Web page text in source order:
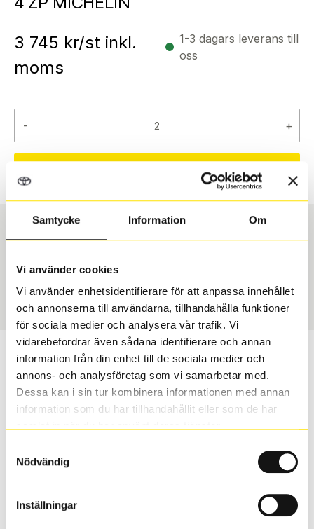
Samtycke Information Om
Vi använder cookies
Vi använder enhetsidentifierare för att anpassa innehållet
och annonserna till användarna, tillhandahålla funktioner
för sociala medier och analysera vår trafik. Vi
vidarebefordrar även sådana identifierare och annan
information från din enhet till de sociala medier och
annons- och analysföretag som vi samarbetar med.
Dessa kan i sin tur kombinera informationen med annan
information som du har tillhandahållit eller som de har
Nödvändig
Inställningar
3 745 kr/st inkl.
moms
1-3 dagars leverans till
oss
- +
Däcktyp
Sommar
Däckstorlek
2278
Passar detta däck min bil?
Ange registreringsnummer för att se om det däck du
valt passar din bilmodell. Om du köper däck som skall
sättas på dina befintliga fälgar, se till att kolla en extra
Ibland kan fälgen ha bytts ut under årens lopp och
inte vara samma dimension som bilen hade ut från